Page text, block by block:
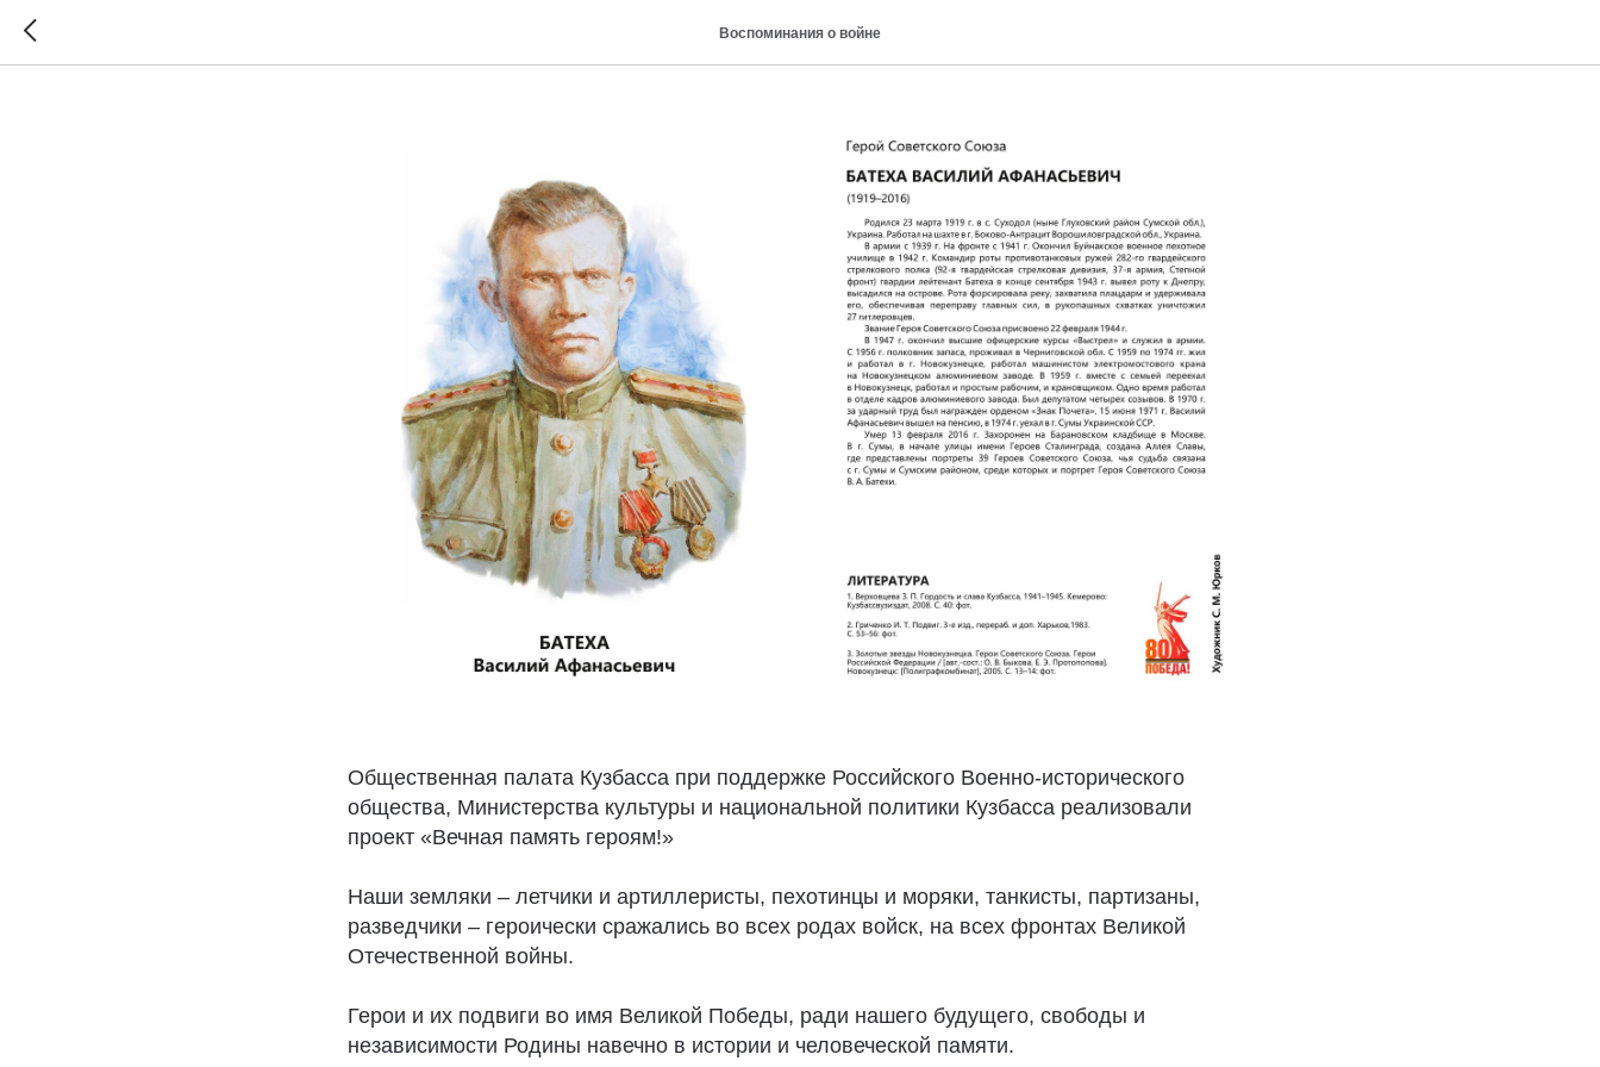
Воспоминания о войне
Батеха Василий Афанасьевич (1919-2016)
Общественная палата Кузбасса при поддержке Российского Военно-исторического
общества, Министерства культуры и национальной политики Кузбасса реализовали
проект «Вечная память героям!»
Наши земляки – летчики и артиллеристы, пехотинцы и моряки, танкисты, партизаны,
разведчики – героически сражались во всех родах войск, на всех фронтах Великой
Отечественной войны.
Герои и их подвиги во имя Великой Победы, ради нашего будущего, свободы и
независимости Родины навечно в истории и человеческой памяти.